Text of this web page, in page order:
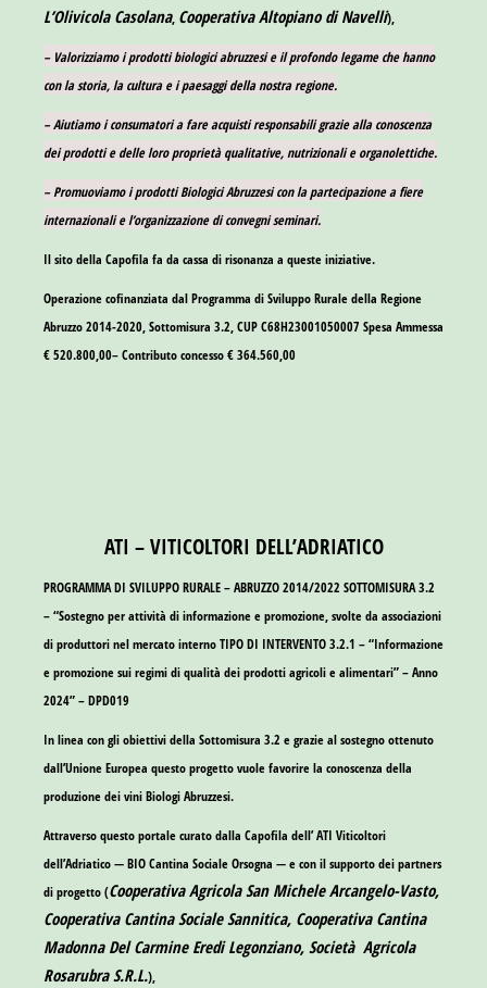
L’Olivicola Casolana, Cooperativa Altopiano di Navelli),
– Valorizziamo i prodotti biologici abruzzesi e il profondo legame che hanno
con la storia, la cultura e i paesaggi della nostra regione.
– Aiutiamo i consumatori a fare acquisti responsabili grazie alla conoscenza
dei prodotti e delle loro proprietà qualitative, nutrizionali e organolettiche.
– Promuoviamo i prodotti Biologici Abruzzesi con la partecipazione a fiere
internazionali e l’organizzazione di convegni seminari.
Il sito della Capofila fa da cassa di risonanza a queste iniziative.
Operazione cofinanziata dal Programma di Sviluppo Rurale della Regione
Abruzzo 2014-2020, Sottomisura 3.2, CUP C68H23001050007 Spesa Ammessa
€ 520.800,00– Contributo concesso € 364.560,00
ATI – VITICOLTORI DELL’ADRIATICO
PROGRAMMA DI SVILUPPO RURALE – ABRUZZO 2014/2022 SOTTOMISURA 3.2
– “Sostegno per attività di informazione e promozione, svolte da associazioni
di produttori nel mercato interno TIPO DI INTERVENTO 3.2.1 – “Informazione
e promozione sui regimi di qualità dei prodotti agricoli e alimentari” – Anno
2024” – DPD019
In linea con gli obiettivi della Sottomisura 3.2 e grazie al sostegno ottenuto
dall’Unione Europea questo progetto vuole favorire la conoscenza della
produzione dei vini Biologi Abruzzesi.
Attraverso questo portale curato dalla Capofila dell’ ATI Viticoltori
dell’Adriatico —BIO Cantina Sociale Orsogna — e con il supporto dei partners
di progetto (Cooperativa Agricola San Michele Arcangelo-Vasto,
Cooperativa Cantina Sociale Sannitica, Cooperativa Cantina
Madonna Del Carmine Eredi Legonziano, Società Agricola
Rosarubra S.R.L.),